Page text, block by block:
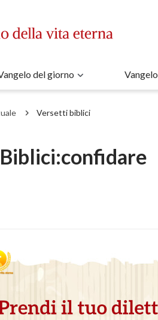
del giorno Vangelo
Versetti biblici